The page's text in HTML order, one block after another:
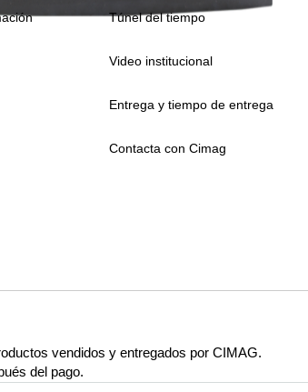
Túnel del tiempo
Video institucional
Entrega y tiempo de entrega
Contacta con Cimag
vendidos y entregados por CIMAG.
del pago.